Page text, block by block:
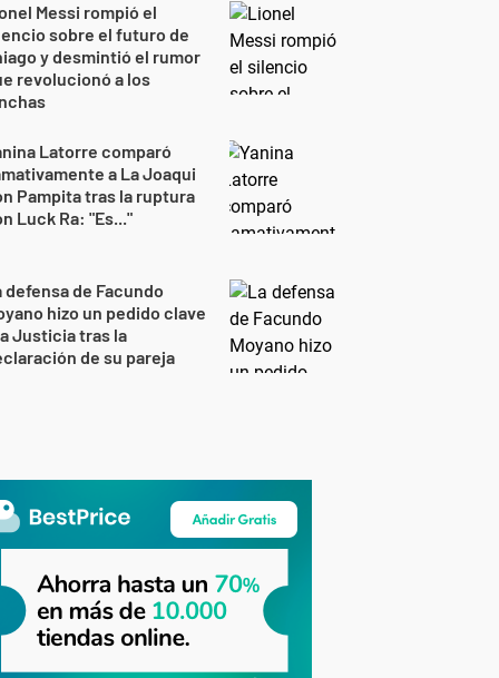
Messi rompió el
sobre el futuro de
y desmintió el rumor
revolucionó a los
Latorre comparó
a La Joaqui
Pampita tras la ruptura
Luck Ra: "Es..."
defensa de Facundo
hizo un pedido clave
Justicia tras la
de su pareja